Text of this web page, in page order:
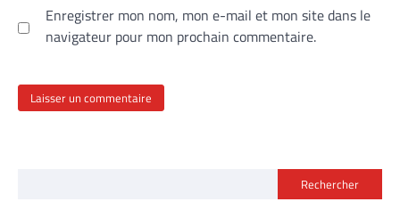
Enregistrer mon nom, mon e-mail et mon site dans le
navigateur pour mon prochain commentaire.
Rechercher